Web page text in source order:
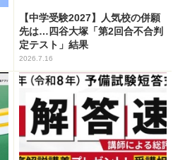
【中学受験2027】人気校の併願
先は…四谷大塚「第2回合不合判
定テスト」結果
2026.7.16